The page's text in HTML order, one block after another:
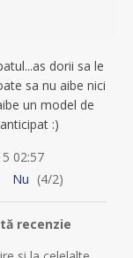
dorii sa le
sa nu aibe nici
un model de
:)
02:57
Nu (4/2)
recenzie